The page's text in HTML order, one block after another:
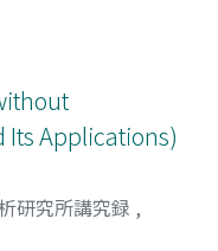
Applications)
研究所講究録 ,